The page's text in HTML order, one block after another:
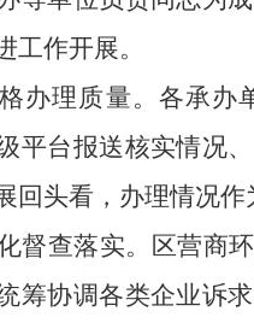
工作开展。
办理质量。 各承办
平台报送核实情况
回头看，办理情况
督查落实。
区营商
筹协调各类企业诉